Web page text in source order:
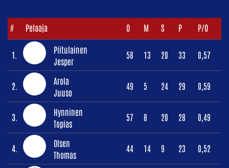
# Pelaaja O M S P P/O
1.
Piitulainen
Jesper
58 13 20 33 0,57
2.
Arola
Juuso
49 5 24 29 0,59
3.
Hynninen
Topias
57 8 20 28 0,49
4.
Olsen
Thomas
44 14 9 23 0,52